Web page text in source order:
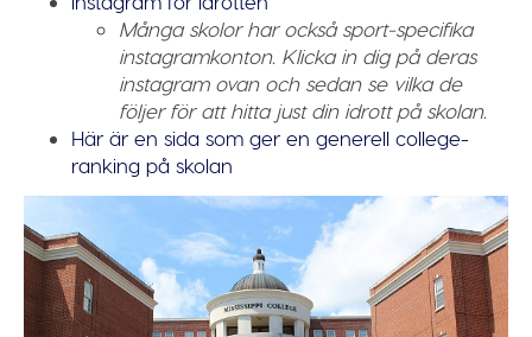
Många skolor har också sport-specifika
instagramkonton. Klicka in dig på deras
instagram ovan och sedan se vilka de
följer för att hitta just din idrott på skolan.
Här är en sida som ger en generell college-
ranking på skolan